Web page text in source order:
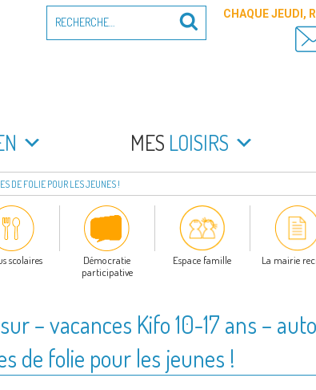
pour
Recherche
CHAQUE JEUDI,
MES LOISIRS
DE FOLIE POUR LES JEUNES !
scolaires
Démocratie
participative
Espace famille La mairie
– vacances Kifo 10-17 ans –
de folie pour les jeunes !